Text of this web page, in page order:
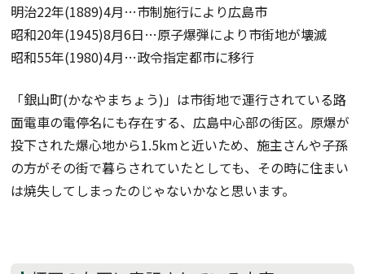
明治22年(1889)4月…市制施行により広島市
昭和20年(1945)8月6日…原子爆弾により市街地が壊滅
昭和55年(1980)4月…政令指定都市に移行
「銀山町(かなやまちょう)」は市街地で運行されている路
面電車の電停名にも存在する、広島中心部の街区。原爆が
投下された爆心地から1.5kmと近いため、施主さんや子孫
の方がその街で暮らされていたとしても、その時に住まい
は焼失してしまったのじゃないかなと思います。